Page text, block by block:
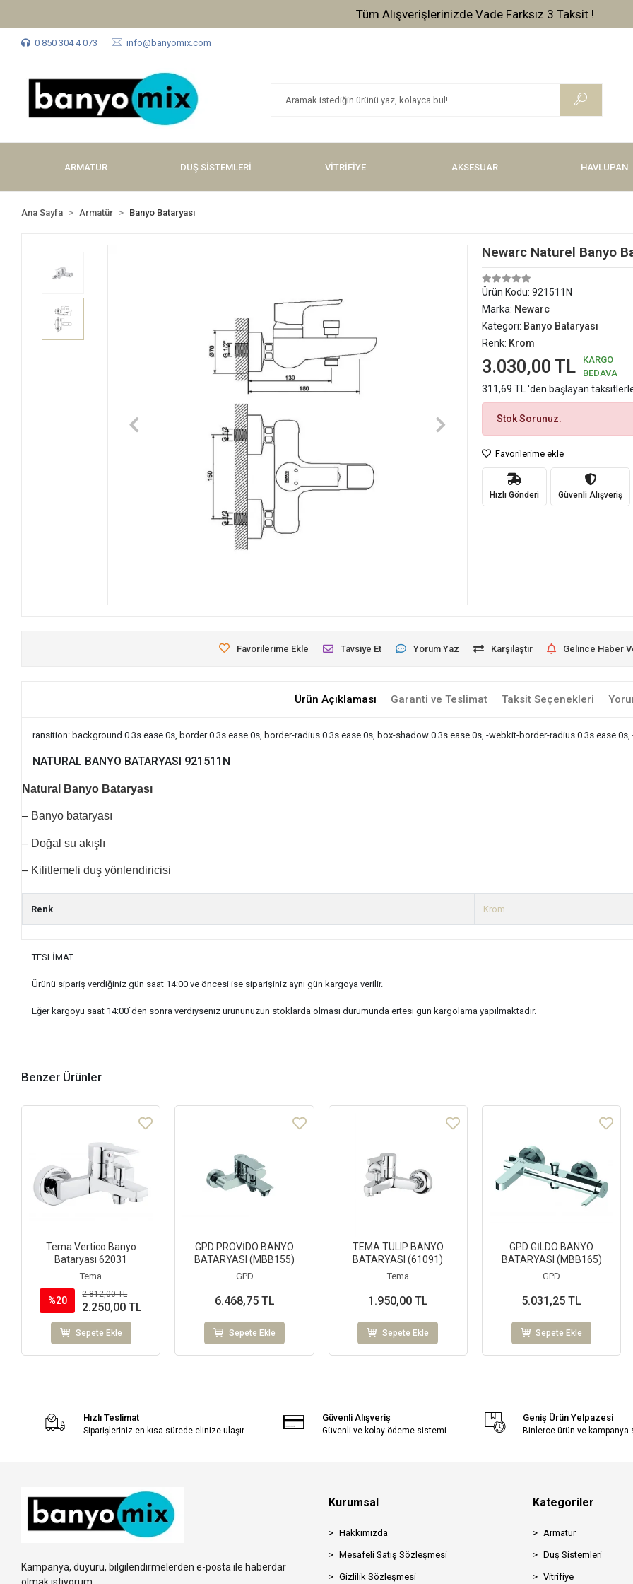
Tüm Alışverişlerinizde Vade Farksız 3 Taksit !
0 850 304 4 073 info@banyomix.com
ARMATÜR DUŞ SİSTEMLERİ VİTRİFİYE AKSESUAR HAVLUPAN
Ana Sayfa Armatür Banyo Bataryası
Newarc Naturel Banyo
Ürün Kodu: 921511N
Marka: Newarc
Kategori: Banyo Bataryası
Renk: Krom
3.030,00 TL
KARGO
BEDAVA
311,69 TL 'den başlayan
Stok Sorunuz.
Favorilerime ekle
Hızlı Gönderi Güvenli Alışveriş
Favorilerime Ekle Tavsiye Et Yorum Yaz Karşılaştır Gelince Haber
Ürün Açıklaması Garanti ve Teslimat Taksit Seçenekleri
ransition: background 0.3s ease 0s, border 0.3s ease 0s, border-radius 0.3s ease 0s, box-shadow 0.3s ease 0s, -webkit-border-radius 0.3s ease
NATURAL BANYO BATARYASI 921511N
Natural Banyo Bataryası
– Banyo bataryası
– Doğal su akışlı
– Kilitlemeli duş yönlendiricisi
Renk Krom
TESLİMAT
Ürünü sipariş verdiğiniz gün saat 14:00 ve öncesi ise siparişiniz aynı gün kargoya verilir.
Eğer kargoyu saat 14:00`den sonra verdiyseniz ürününüzün stoklarda olması durumunda ertesi gün kargolama yapılmaktadır.
Benzer Ürünler
Tema Vertico Banyo
Bataryası 62031
Tema
%20
2.812,00 TL
2.250,00 TL
Sepete Ekle
GPD PROVİDO BANYO
BATARYASI (MBB155)
GPD
6.468,75 TL
Sepete Ekle
TEMA TULIP BANYO
BATARYASI (61091)
Tema
1.950,00 TL
Sepete Ekle
GPD GİLDO BANYO
BATARYASI (MBB165)
GPD
5.031,25 TL
Sepete Ekle
Hızlı Teslimat
Siparişleriniz en kısa sürede elinize ulaşır.
Güvenli Alışveriş
Güvenli ve kolay ödeme sistemi
Geniş Ürün Yelpazesi
Binlerce ürün ve kampanya
Kampanya, duyuru, bilgilendirmelerden e-posta ile haberdar
olmak istiyorum.
Kurumsal
Hakkımızda
Mesafeli Satış Sözleşmesi
Gizlilik Sözleşmesi
Kategoriler
Armatür
Duş Sistemleri
Vitrifiye